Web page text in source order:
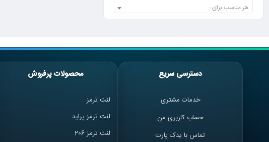
هر مناسب برای :
دسترسی سریع
خدمات مشتری
حساب کاربری من
تماس با یدک پارت
محصولات پرفروش
لنت ترمز
لنت ترمز پراید
لنت ترمز 206